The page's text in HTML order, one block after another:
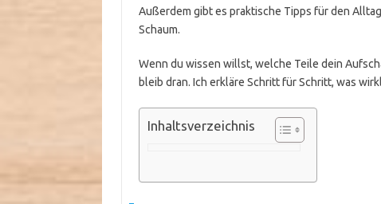
Außerdem gibt es praktische Tipps für den
Schaum.
Wenn du wissen willst, welche Teile dein
bleib dran. Ich erkläre Schritt für Schritt, was
Inhaltsverzeichnis